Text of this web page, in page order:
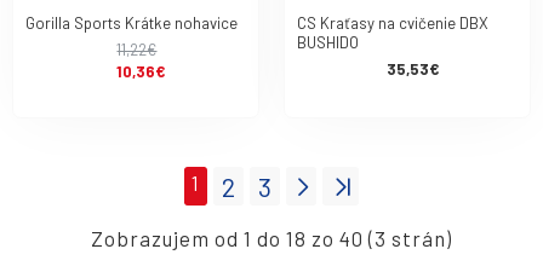
Gorilla Sports Krátke nohavice
10,36€
11,22€
CS Kraťasy na cvičenie DBX
BUSHIDO
35,53€
1 2 3
Zobrazujem od 1 do 18 zo 40 (3 strán)